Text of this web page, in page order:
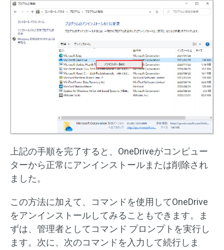
上記の手順を完了すると、OneDriveがコンピュー
ターから正常にアンインストールまたは削除され
ました。
この方法に加えて、コマンドを使用してOneDrive
をアンインストールしてみることもできます。ま
ずは、管理者としてコマンド プロンプトを実行し
ます。次に、次のコマンドを入力して続行しま